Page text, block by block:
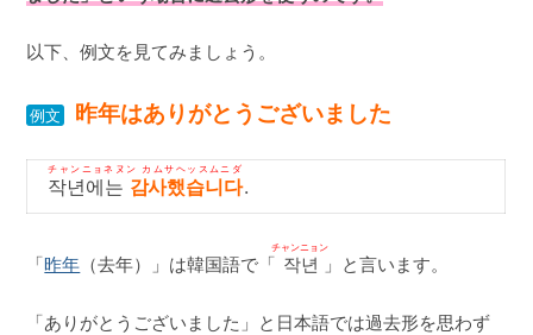
以下、例文を見てみましょう。
例文 昨年はありがとうございました
작년에는 감사했습니다
チャンニョネヌン カムサヘッスムニダ
.
「昨年 （去年）」は韓国語で「 작년
チャンニョン
」と言います。
「ありがとうございました」と日本語では過去形を思わず